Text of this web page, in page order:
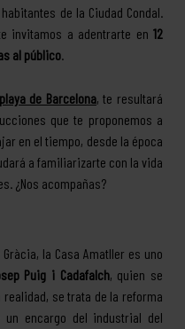
de la Ciudad Condal.
invitamos a adentrarte en 12
al público.
de Barcelona, te resultará
que te proponemos a
en el tiempo, desde la época
a familiarizarte con la vida
¿Nos acompañas?
la Casa Amatller es uno
Puig i Cadafalch, quien se
realidad, se trata de la reforma
un encargo del industrial del